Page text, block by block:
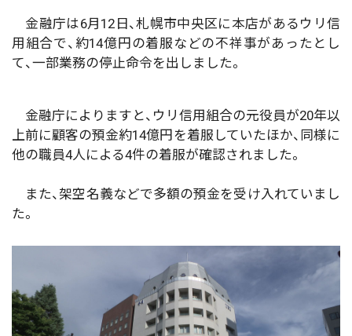
金融庁は6月12日、札幌市中央区に本店があるウリ信
用組合で、約14億円の着服などの不祥事があったとし
て、一部業務の停止命令を出しました。
金融庁によりますと、ウリ信用組合の元役員が20年以
上前に顧客の預金約14億円を着服していたほか、同様に
他の職員4人による4件の着服が確認されました。
また、架空名義などで多額の預金を受け入れていまし
た。